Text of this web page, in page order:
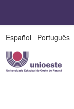
Español Português